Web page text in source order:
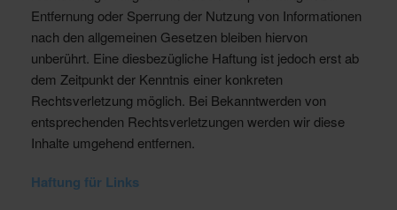
Entfernung oder Sperrung der Nutzung von Informationen
nach den allgemeinen Gesetzen bleiben hiervon
unberührt. Eine diesbezügliche Haftung ist jedoch erst ab
dem Zeitpunkt der Kenntnis einer konkreten
Rechtsverletzung möglich. Bei Bekanntwerden von
entsprechenden Rechtsverletzungen werden wir diese
Inhalte umgehend entfernen.
Haftung für Links